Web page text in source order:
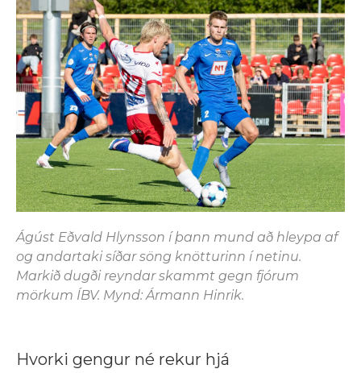
Ágúst Eðvald Hlynsson í þann mund að hleypa af
og andartaki síðar söng knötturinn í netinu.
Markið dugði reyndar skammt gegn fjórum
mörkum ÍBV. Mynd: Ármann Hinrik.
Hvorki gengur né rekur hjá